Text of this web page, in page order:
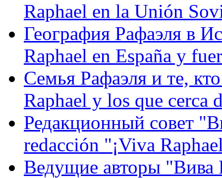
Raphael en la Unión
География Рафаэля в
Raphael en España y
Семья Рафаэля и те,
Raphael y los que cerca
Редакционный совет
redacción "¡Viva
Ведущие авторы "Вива